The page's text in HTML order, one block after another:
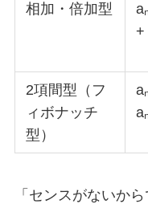
相加・倍加型
+
2項間型（フ
ィボナッチ
型）
「センスがないか